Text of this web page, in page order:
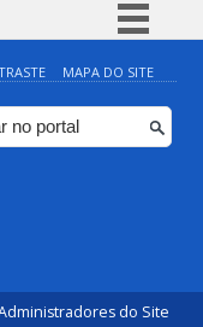
Simplifique!
BR
Participe
MAPA DO SITE
do Site